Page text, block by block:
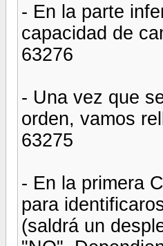
- En la parte
capacidad de
63276
- Una vez que
orden, vamos
63275
- En la primera
para
(saldrá un